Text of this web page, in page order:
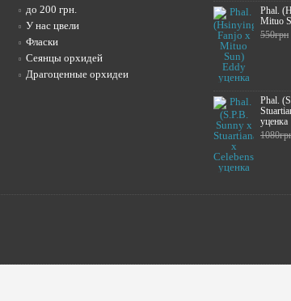
до 200 грн.
У нас цвели
Фласки
Сеянцы орхидей
Драгоценные орхидеи
Phal.
Mituo
550грн
Phal.
уценка